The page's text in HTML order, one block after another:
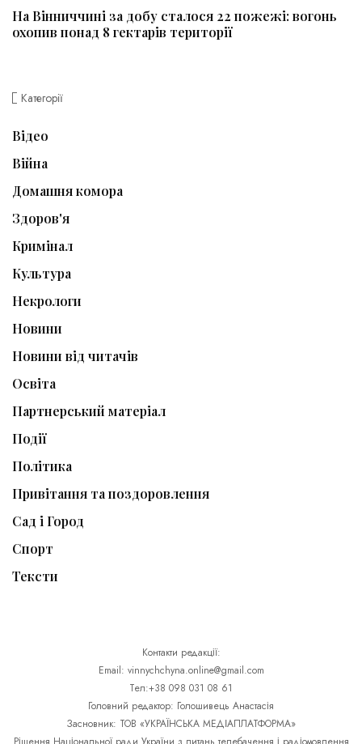
На Вінниччині за добу сталося 22 пожежі: вогонь
охопив понад 8 гектарів території
Категорії
Відео
Війна
Домашня комора
Здоров'я
Кримінал
Культура
Некрологи
Новини
Новини від читачів
Освіта
Партнерський матеріал
Події
Політика
Привітання та поздоровлення
Сад і Город
Спорт
Тексти
Контакти редакції:
Email: vinnychchyna.online@gmail.com
Тел:+38 098 031 08 61
Головний редактор: Голошивець Анастасія
Засновник: ТОВ «УКРАЇНСЬКА МЕДІАПЛАТФОРМА»